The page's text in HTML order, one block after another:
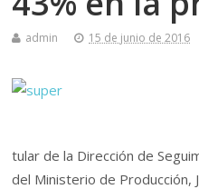
admin 15 de junio de 2016
tular de la Dirección de
del Ministerio de Producción,